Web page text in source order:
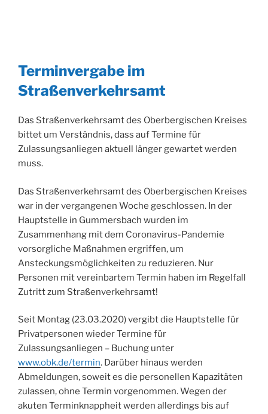
Terminvergabe im
Straßenverkehrsamt
Das Straßenverkehrsamt des Oberbergischen Kreises
bittet um Verständnis, dass auf Termine für
Zulassungsanliegen aktuell länger gewartet werden
muss.
Das Straßenverkehrsamt des Oberbergischen Kreises
war in der vergangenen Woche geschlossen. In der
Hauptstelle in Gummersbach wurden im
Zusammenhang mit dem Coronavirus-Pandemie
vorsorgliche Maßnahmen ergriffen, um
Ansteckungsmöglichkeiten zu reduzieren. Nur
Personen mit vereinbartem Termin haben im Regelfall
Zutritt zum Straßenverkehrsamt!
Seit Montag (23.03.2020) vergibt die Hauptstelle für
Privatpersonen wieder Termine für
Zulassungsanliegen – Buchung unter
www.obk.de/termin. Darüber hinaus werden
Abmeldungen, soweit es die personellen Kapazitäten
zulassen, ohne Termin vorgenommen. Wegen der
akuten Terminknappheit werden allerdings bis auf